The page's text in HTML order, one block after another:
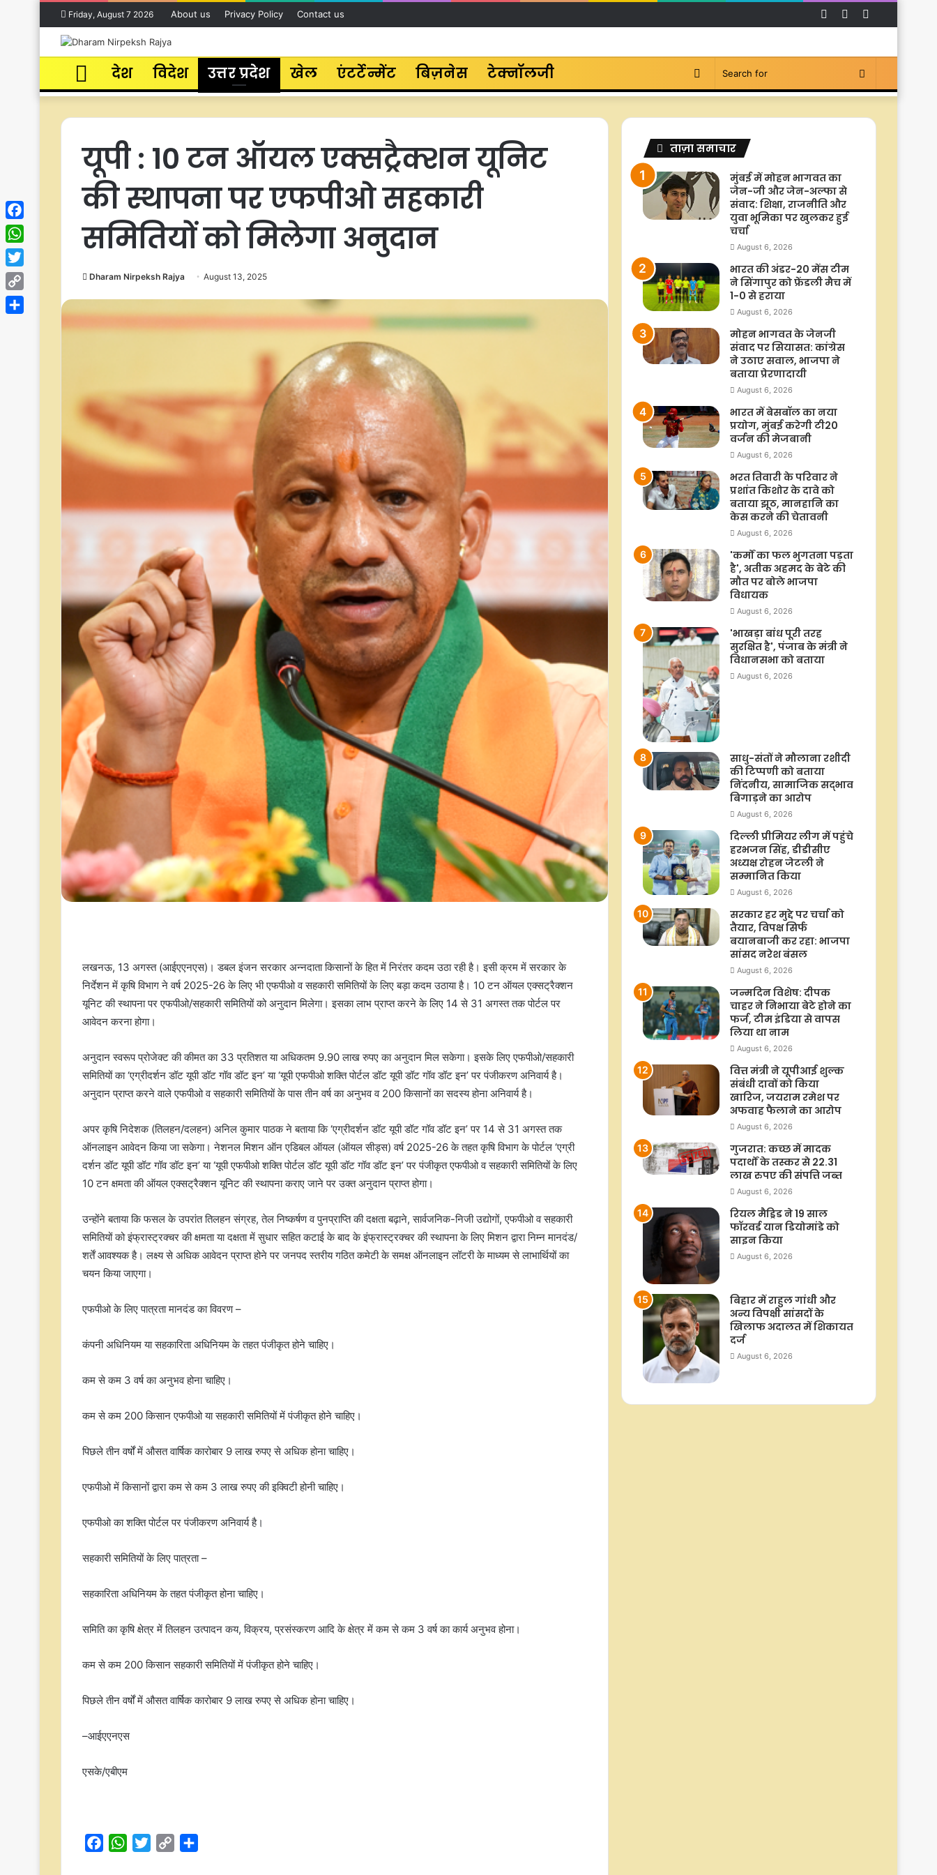
Friday, August 7 2026 About us Privacy Policy Contact us YouTube
Facebook
Home
देश विदेश उत्तर प्रदेश खेल एंटर्टेन्मेंट बिज़नेस टेक्नॉलजी Search
Switch
यूपी : 10 टन ऑयल एक्सट्रैक्शन यूनिट
की स्थापना पर एफपीओ सहकारी
समितियों को मिलेगा अनुदान
Dharam Nirpeksh Rajya August 13, 2025
लखनऊ, 13 अगस्त (आईएएनएस)। डबल इंजन सरकार अन्नदाता किसानों के हित में निरंतर कदम उठा रही है। इसी क्रम में सरकार के
निर्देशन में कृषि विभाग ने वर्ष 2025-26 के लिए भी एफपीओ व सहकारी समितियों के लिए बड़ा कदम उठाया है। 10 टन ऑयल एक्सट्रैक्शन
यूनिट की स्थापना पर एफपीओ/सहकारी समितियों को अनुदान मिलेगा। इसका लाभ प्राप्त करने के लिए 14 से 31 अगस्त तक पोर्टल पर
आवेदन करना होगा।
अनुदान स्वरूप प्रोजेक्ट की कीमत का 33 प्रतिशत या अधिकतम 9.90 लाख रुपए का अनुदान मिल सकेगा। इसके लिए एफपीओ/सहकारी
समितियों का ‘एग्रीदर्शन डॉट यूपी डॉट गॉव डॉट इन’ या ‘यूपी एफपीओ शक्ति पोर्टल डॉट यूपी डॉट गॉव डॉट इन’ पर पंजीकरण अनिवार्य है।
अनुदान प्राप्त करने वाले एफपीओ व सहकारी समितियों के पास तीन वर्ष का अनुभव व 200 किसानों का सदस्य होना अनिवार्य है।
अपर कृषि निदेशक (तिलहन/दलहन) अनिल कुमार पाठक ने बताया कि ‘एग्रीदर्शन डॉट यूपी डॉट गॉव डॉट इन’ पर 14 से 31 अगस्त तक
ऑनलाइन आवेदन किया जा सकेगा। नेशनल मिशन ऑन एडिबल ऑयल (ऑयल सीड्स) वर्ष 2025-26 के तहत कृषि विभाग के पोर्टल ‘एग्री
दर्शन डॉट यूपी डॉट गॉव डॉट इन’ या ‘यूपी एफपीओ शक्ति पोर्टल डॉट यूपी डॉट गॉव डॉट इन’ पर पंजीकृत एफपीओ व सहकारी समितियों के लिए
10 टन क्षमता की ऑयल एक्सट्रैक्शन यूनिट की स्थापना कराए जाने पर उक्त अनुदान प्राप्त होगा।
उन्होंने बताया कि फसल के उपरांत तिलहन संग्रह, तेल निष्कर्षण व पुनप्राप्ति की दक्षता बढ़ाने, सार्वजनिक-निजी उद्योगों, एफपीओ व सहकारी
समितियों को इंफ्रास्ट्रक्चर की क्षमता या दक्षता में सुधार सहित कटाई के बाद के इंफ्रास्ट्रक्चर की स्थापना के लिए मिशन द्वारा निम्न मानदंड/
शर्तें आवश्यक है। लक्ष्य से अधिक आवेदन प्राप्त होने पर जनपद स्तरीय गठित कमेटी के समक्ष ऑनलाइन लॉटरी के माध्यम से लाभार्थियों का
चयन किया जाएगा।
एफपीओ के लिए पात्रता मानदंड का विवरण –
कंपनी अधिनियम या सहकारिता अधिनियम के तहत पंजीकृत होने चाहिए।
कम से कम 3 वर्ष का अनुभव होना चाहिए।
कम से कम 200 किसान एफपीओ या सहकारी समितियों में पंजीकृत होने चाहिए।
पिछले तीन वर्षों में औसत वार्षिक कारोबार 9 लाख रुपए से अधिक होना चाहिए।
एफपीओ में किसानों द्वारा कम से कम 3 लाख रुपए की इक्विटी होनी चाहिए।
एफपीओ का शक्ति पोर्टल पर पंजीकरण अनिवार्य है।
सहकारी समितियों के लिए पात्रता –
सहकारिता अधिनियम के तहत पंजीकृत होना चाहिए।
समिति का कृषि क्षेत्र में तिलहन उत्पादन कय, विक्रय, प्रसंस्करण आदि के क्षेत्र में कम से कम 3 वर्ष का कार्य अनुभव होना।
कम से कम 200 किसान सहकारी समितियों में पंजीकृत होने चाहिए।
पिछले तीन वर्षों में औसत वार्षिक कारोबार 9 लाख रुपए से अधिक होना चाहिए।
–आईएएनएस
एसके/एबीएम
W
बच्चों में देशभक्ति की भावना जगाई जाए:
ताज़ा समाचार
मुंबई में मोहन भागवत का
जेन-जी और जेन-अल्फा से
संवाद: शिक्षा, राजनीति और
युवा भूमिका पर खुलकर हुई
चर्चा
August 6, 2026
भारत की अंडर-20 मेंस टीम
ने सिंगापुर को फ्रेंडली मैच में
1-0 से हराया
August 6, 2026
मोहन भागवत के जेनजी
संवाद पर सियासत: कांग्रेस
ने उठाए सवाल, भाजपा ने
बताया प्रेरणादायी
August 6, 2026
भारत में बेसबॉल का नया
प्रयोग, मुंबई करेगी टी20
वर्जन की मेजबानी
August 6, 2026
भरत तिवारी के परिवार ने
प्रशांत किशोर के दावे को
बताया झूठ, मानहानि का
केस करने की चेतावनी
August 6, 2026
'कर्मों का फल भुगतना पड़ता
है', अतीक अहमद के बेटे की
मौत पर बोले भाजपा
विधायक
August 6, 2026
'भाखड़ा बांध पूरी तरह
सुरक्षित है', पंजाब के मंत्री ने
विधानसभा को बताया
August 6, 2026
साधु-संतों ने मौलाना रशीदी
की टिप्‍पणी को बताया
निंदनीय, सामाजिक सद्भाव
बिगाड़ने का आरोप
August 6, 2026
दिल्ली प्रीमियर लीग में पहुंचे
हरभजन सिंह, डीडीसीए
अध्यक्ष रोहन जेटली ने
सम्मानित किया
August 6, 2026
सरकार हर मुद्दे पर चर्चा को
तैयार, विपक्ष सिर्फ
बयानबाजी कर रहा: भाजपा
सांसद नरेश बंसल
August 6, 2026
जन्मदिन विशेष: दीपक
चाहर ने निभाया बेटे होने का
फर्ज, टीम इंडिया से वापस
लिया था नाम
August 6, 2026
वित्त मंत्री ने यूपीआई शुल्क
संबंधी दावों को किया
खारिज, जयराम रमेश पर
अफवाह फैलाने का आरोप
August 6, 2026
गुजरात: कच्छ में मादक
पदार्थों के तस्कर से 22.31
लाख रुपए की संपत्ति जब्त
August 6, 2026
रियल मैड्रिड ने 19 साल
फॉरवर्ड यान डियोमांडे को
साइन किया
August 6, 2026
बिहार में राहुल गांधी और
अन्य विपक्षी सांसदों के
खिलाफ अदालत में शिकायत
दर्ज
August 6, 2026
Facebook
WhatsApp
Twitter
Copy
Link